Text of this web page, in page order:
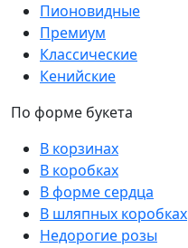
Пионовидные
Премиум
Классические
Кенийские
По форме букета
В корзинах
В коробках
В форме сердца
В шляпных коробках
Недорогие розы